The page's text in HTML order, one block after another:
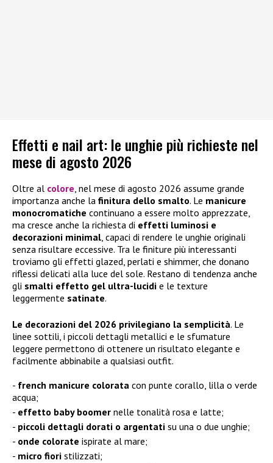
Effetti e nail art: le unghie più richieste nel
mese di agosto 2026
Oltre al colore, nel mese di agosto 2026 assume grande
importanza anche la finitura dello smalto. Le manicure
monocromatiche continuano a essere molto apprezzate,
ma cresce anche la richiesta di effetti luminosi e
decorazioni minimal, capaci di rendere le unghie originali
senza risultare eccessive. Tra le finiture più interessanti
troviamo gli effetti glazed, perlati e shimmer, che donano
riflessi delicati alla luce del sole. Restano di tendenza anche
gli smalti effetto gel ultra-lucidi e le texture
leggermente satinate.
Le decorazioni del 2026 privilegiano la semplicità. Le
linee sottili, i piccoli dettagli metallici e le sfumature
leggere permettono di ottenere un risultato elegante e
facilmente abbinabile a qualsiasi outfit.
french manicure colorata con punte corallo, lilla o verde
acqua;
effetto baby boomer nelle tonalità rosa e latte;
piccoli dettagli dorati o argentati su una o due unghie;
onde colorate ispirate al mare;
micro fiori stilizzati;